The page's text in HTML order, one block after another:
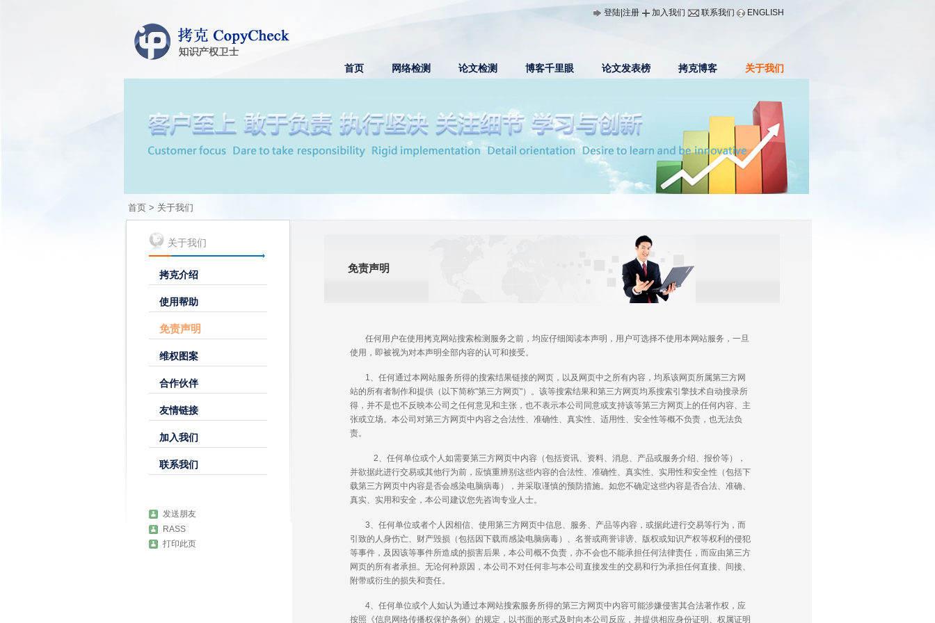
登陆|注册 加入我们 联系我们 ENGLISH
首页 网络检测 论文检测 博客千里眼 论文发表榜 拷克博客 关于我们
首页 > 关于我们
关于我们
拷克介绍
使用帮助
免责声明
维权图案
合作伙伴
友情链接
加入我们
联系我们
发送朋友
RASS
打印此页
免责声明
任何用户在使用拷克网站搜索检测服务之前，均应仔细阅读本声明，用户可选择不使用本网站服务，一旦
使用，即被视为对本声明全部内容的认可和接受。
1、任何通过本网站服务所得的搜索结果链接的网页，以及网页中之所有内容，均系该网页所属第三方网
站的所有者制作和提供（以下简称"第三方网页"）。该等搜索结果和第三方网页均系搜索引擎技术自动搜录所
得，并不是也不反映本公司之任何意见和主张，也不表示本公司同意或支持该等第三方网页上的任何内容、主
张或立场。本公司对第三方网页中内容之合法性、准确性、真实性、适用性、安全性等概不负责，也无法负
责。
2、任何单位或个人如需要第三方网页中内容（包括资讯、资料、消息、产品或服务介绍、报价等），
并欲据此进行交易或其他行为前，应慎重辨别这些内容的合法性、准确性、真实性、实用性和安全性（包括下
载第三方网页中内容是否会感染电脑病毒），并采取谨慎的预防措施。如您不确定这些内容是否合法、准确、
真实、实用和安全，本公司建议您先咨询专业人士。
3、任何单位或者个人因相信、使用第三方网页中信息、服务、产品等内容，或据此进行交易等行为，而
引致的人身伤亡、财产毁损（包括因下载而感染电脑病毒）、名誉或商誉诽谤、版权或知识产权等权利的侵犯
等事件，及因该等事件所造成的损害后果，本公司概不负责，亦不会也不能承担任何法律责任，而应由第三方
网页的所有者承担。无论何种原因，本公司不对任何非与本公司直接发生的交易和行为承担任何直接、间接、
附带或衍生的损失和责任。
4、任何单位或个人如认为通过本网站搜索服务所得的第三方网页中内容可能涉嫌侵害其合法著作权，应
按照《信息网络传播权保护条例》的规定，以书面的形式及时向本公司反应，并提供相应身份证明、权属证明